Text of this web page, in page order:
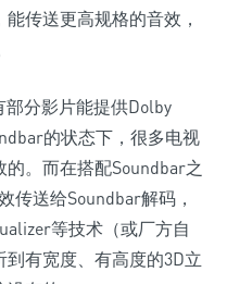
传送更高规格的音效，
分影片能提供Dolby
的状态下，很多电视
。而在搭配Soundbar之
传送给Soundbar解码，
等技术（或厂方自
有宽度、有高度的3D立